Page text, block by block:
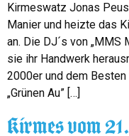
Kirmeswatz Jonas
Manier und heizte das
an. Die DJ´s von „MMS
sie ihr Handwerk
2000er und dem
„Grünen Au” […]
Kirmes vom